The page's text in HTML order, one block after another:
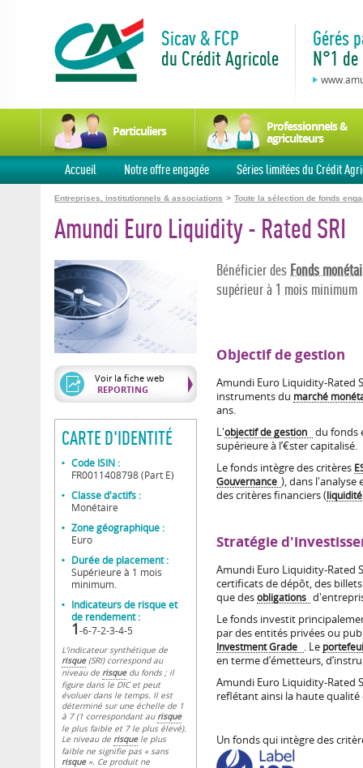
Sicav & FCP
du Crédit Agricole
Gérés
N°1
Particuliers Professionnels &
agriculteurs
Accueil Notre offre engagée Séries limitées du Crédit
Entreprises, institutionnels & associations > Toute la sélection de fonds
Amundi Euro Liquidity - Rated SRI
Voir la fiche web
REPORTING
CARTE D'IDENTITÉ
Code ISIN :
FR0011408798 (Part E)
Classe d'actifs :
Monétaire
Zone géographique :
Euro
Durée de placement :
Supérieure à 1 mois
minimum.
Indicateurs de risque et
de rendement :
1-6-7-2-3-4-5
L’indicateur synthétique de
risque(SRI) correspond au
niveau de risquedu fonds ; il
figure dans le DIC et peut
évoluer dans le temps. Il est
déterminé sur une échelle de 1
à 7 (1 correspondant au risque
le plus faible et 7 le plus élevé).
Le niveau de risquele plus
faible ne signifie pas « sans
risque». Ce produit ne
Bénéficier des Fonds
supérieur à 1 mois minimum
Objectif de gestion
Amundi Euro Liquidity-Rated
instruments du marché
ans.
L'objectif de gestion
du fonds
supérieure à l’€ster capitalisé.
Le fonds intègre des critères
Gouvernance ), dans l'analyse
des critères financiers (liquidité
Stratégie
Amundi Euro Liquidity-Rated
certificats de dépôt, des
que desobligations
Le fonds investit
par des entités privées ou
Investment Grade . Le
en terme d’émetteurs,
Amundi Euro Liquidity-Rated
reflétant ainsi la haute
Un fonds qui intègre des